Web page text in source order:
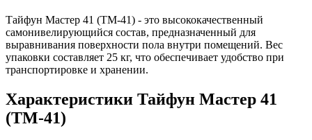
Тайфун Мастер 41 (ТМ-41) - это высококачественный
самонивелирующийся состав, предназначенный для
выравнивания поверхности пола внутри помещений. Вес
упаковки составляет 25 кг, что обеспечивает удобство при
транспортировке и хранении.
Характеристики Тайфун Мастер 41
(ТМ-41)